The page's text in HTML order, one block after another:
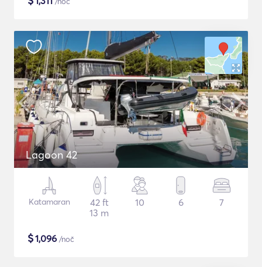
Lagoon 42
Katamaran
42 ft
13 m
10 6 7
$1,096 /noč